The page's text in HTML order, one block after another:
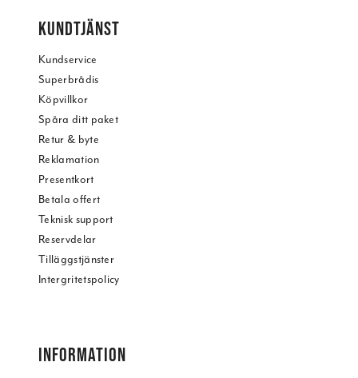
KUNDTJÄNST
Kundservice
Superbrådis
Köpvillkor
Spåra ditt paket
Retur & byte
Reklamation
Presentkort
Betala offert
Teknisk support
Reservdelar
Tilläggstjänster
Intergritetspolicy
INFORMATION